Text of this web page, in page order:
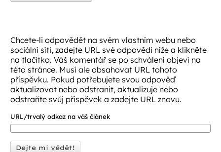
Chcete-li odpovědět na svém vlastním webu nebo
sociální síti, zadejte URL své odpovědi níže a klikněte
na tlačítko. Váš komentář se po schválení objeví na
této stránce. Musí ale obsahovat URL tohoto
příspěvku. Pokud potřebujete svou odpověď
aktualizovat nebo odstranit, aktualizuje nebo
odstraňte svůj příspěvek a zadejte URL znovu.
URL/trvalý odkaz na váš článek